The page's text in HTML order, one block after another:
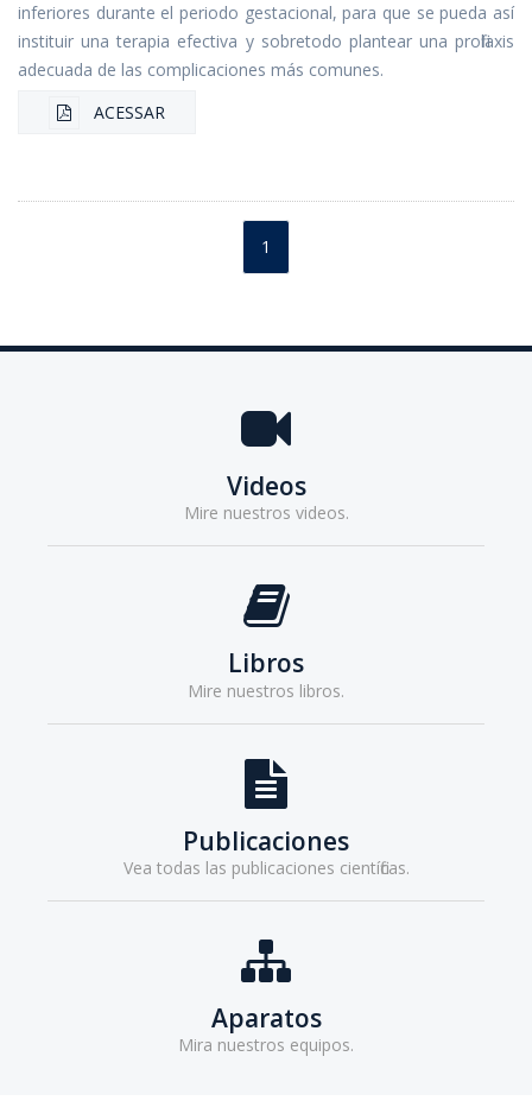
inferiores durante el periodo gestacional, para que se pueda así
instituir una terapia efectiva y sobretodo plantear una profilaxis
adecuada de las complicaciones más comunes.
ACESSAR
1
Videos
Mire nuestros videos.
Libros
Mire nuestros libros.
Publicaciones
Vea todas las publicaciones científicas.
Aparatos
Mira nuestros equipos.